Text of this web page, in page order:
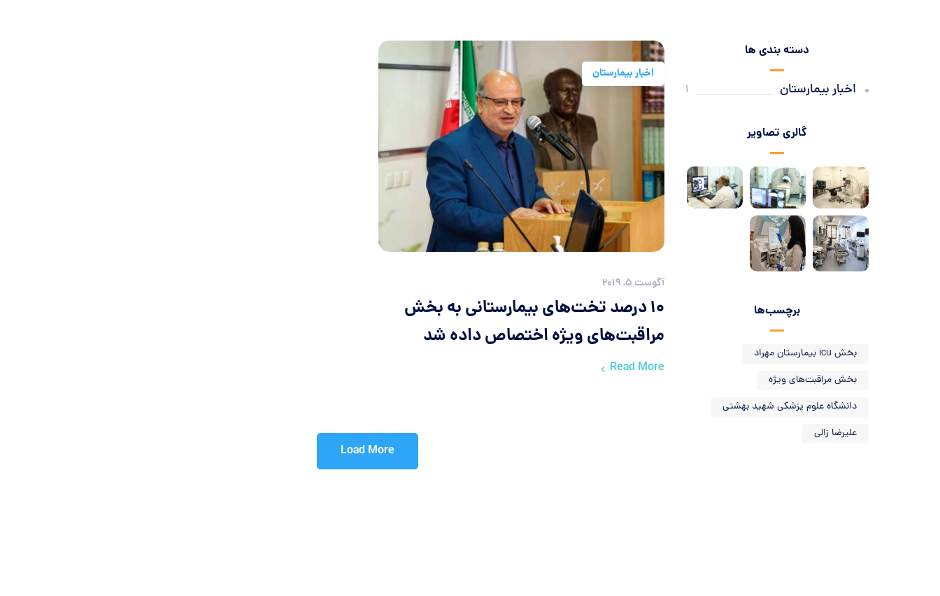
اخبار بیمارستان
آگوست 5, 2019
۱۰ درصد تخت‌های بیمارستانی به بخش
مراقبت‌های ویژه اختصاص داده شد
Read More
Load More
دسته بندی ها
اخبار بیمارستان 1
گالری تصاویر
برچسب‌ها
بخش icu بیمارستان مهراد
بخش مراقبت‌های ویژه
دانشگاه علوم پزشکی شهید بهشتی
علیرضا زالی